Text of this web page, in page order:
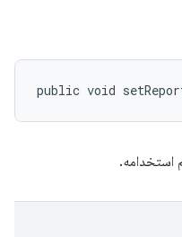
public void
استخدامه.